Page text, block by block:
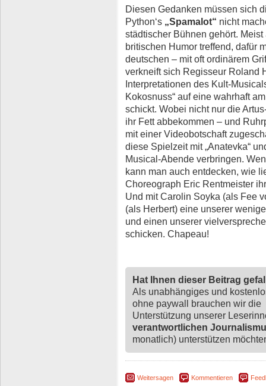
Diesen Gedanken müssen sich
Python‘s „Spamalot“ nicht
städtischer Bühnen gehört.
britischen Humor treffend, dafür
deutschen – mit oft ordinärem
verkneift sich Regisseur Roland
Interpretationen des Kult-
Kokosnuss“ auf eine wahrhaft
schickt. Wobei nicht nur die
ihr Fett abbekommen – und
mit einer Videobotschaft
diese Spielzeit mit „Anatevka“
Musical-Abende verbringen.
kann man auch entdecken, wie
Choreograph Eric Rentmeister
Und mit Carolin Soyka (als Fee
(als Herbert) eine unserer
und einen unserer
schicken. Chapeau!
Hat Ihnen dieser Beitrag
Als unabhängiges und
ohne paywall brauchen wir die
Unterstützung unserer
verantwortlichen
monatlich) unterstützen
Weitersagen Kommentieren